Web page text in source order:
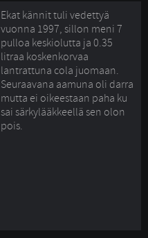
Ekat kännit tuli vedettyä
vuonna 1997, sillon meni 7
pulloa keskiolutta ja 0.35
litraa koskenkorvaa
lantrattuna cola juomaan.
Seuraavana aamuna oli darra
mutta ei oikeestaan paha ku
sai särkylääkkeellä sen olon
pois.